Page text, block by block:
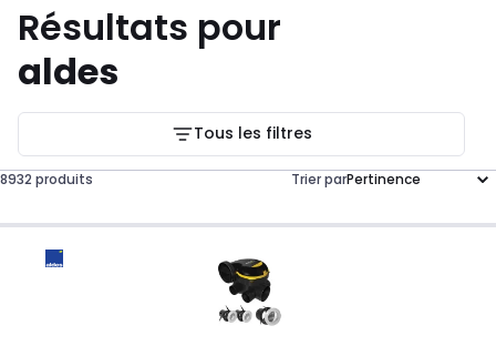
Résultats pour
aldes
Tous les filtres
8932 produits Trier par